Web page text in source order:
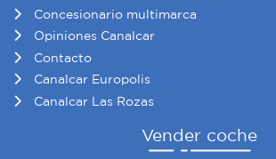
Concesionario multimarca
Opiniones Canalcar
Contacto
Canalcar Europolis
Canalcar Las Rozas
Vender coche